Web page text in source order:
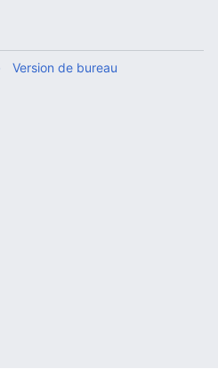
Version de bureau